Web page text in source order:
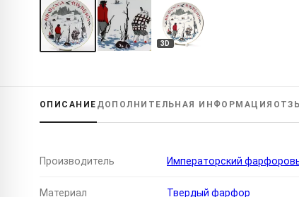
3D
ОПИСАНИЕ ДОПОЛНИТЕЛЬНАЯ ИНФОРМАЦИЯ
Производитель Императорский
Материал Твердый фарфор